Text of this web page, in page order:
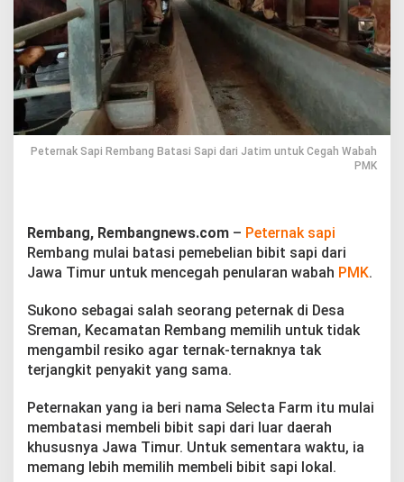
n
t
a
S
a
r
i
a
i
m
u
t
k
C
e
a
Peternak Sapi Rembang Batasi Sapi dari Jatim untuk Cegah Wabah
PMK
Rembang, Rembangnews.com – Peternak sapi
Rembang mulai batasi pemebelian bibit sapi dari
Jawa Timur untuk mencegah penularan wabah PMK.
Sukono sebagai salah seorang peternak di Desa
Sreman, Kecamatan Rembang memilih untuk tidak
mengambil resiko agar ternak-ternaknya tak
terjangkit penyakit yang sama.
Peternakan yang ia beri nama Selecta Farm itu mulai
membatasi membeli bibit sapi dari luar daerah
khususnya Jawa Timur. Untuk sementara waktu, ia
memang lebih memilih membeli bibit sapi lokal.